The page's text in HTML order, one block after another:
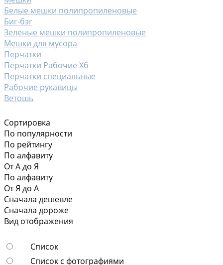
Белые мешки полипропиленовые
Биг-бэг
Зеленые мешки полипропиленовые
Мешки для мусора
Перчатки
Перчатки Рабочие Хб
Перчатки специальные
Рабочие рукавицы
Ветошь
Сортировка
По популярности
По рейтингу
По алфавиту
От А до Я
По алфавиту
От Я до А
Сначала дешевле
Сначала дороже
Вид отображения
Список
Список с фотографиями